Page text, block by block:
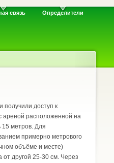
связь Определители
получили доступ к
ареной расположенной на
15 метров. Для
примерно метрового
объёме и месте)
другой 25-30 см. Через